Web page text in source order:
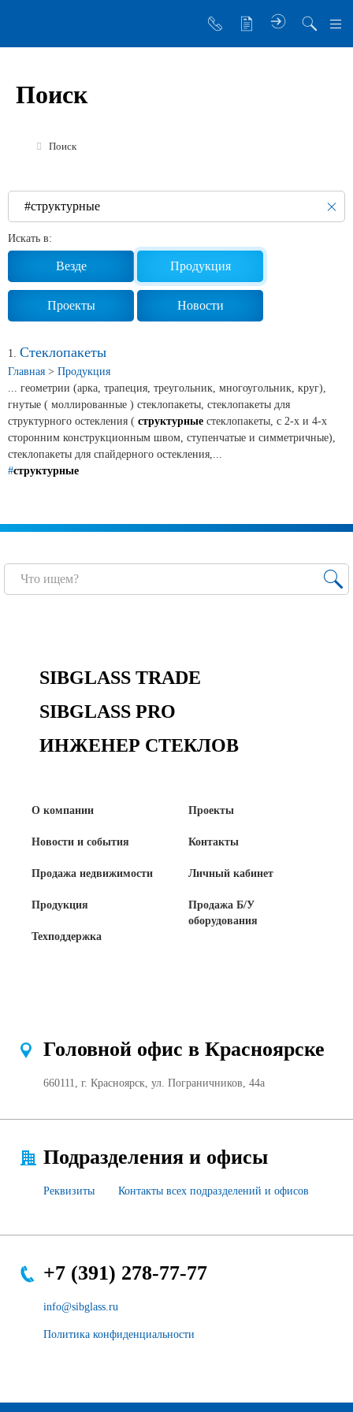
Управляющая компания
Инженер Стеклов
История компании
Политика в области качества
Работа в Sibglass
Новости и события
Продажа недвижимости
Продукция
Стекло для мебели, оборудования и бытовой техники
Сертификаты на продукцию Sibglass Pro
Проекты
Контакты
Продажа Б/У оборудования
Поиск
Поиск
Искать в:
Везде Продукция
Проекты Новости
1. Стеклопакеты
Главная > Продукция
... геометрии (арка, трапеция, треугольник, многоугольник, круг),
гнутые ( моллированные ) стеклопакеты, стеклопакеты для
структурного остекления ( структурные стеклопакеты, с 2-х и 4-х
сторонним конструкционным швом, ступенчатые и симметричные),
стеклопакеты для спайдерного остекления,...
#структурные
SIBGLASS TRADE
SIBGLASS PRO
ИНЖЕНЕР СТЕКЛОВ
О компании
Новости и события
Продажа недвижимости
Продукция
Техподдержка
Проекты
Контакты
Личный кабинет
Продажа Б/У
оборудования
Головной офис в Красноярске
660111, г. Красноярск, ул. Пограничников, 44а
Подразделения и офисы
Реквизиты Контакты всех подразделений и офисов
+7 (391) 278-77-77
info@sibglass.ru
Политика конфиденциальности